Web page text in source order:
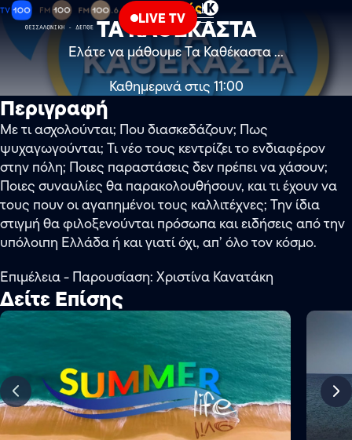
LIVE TV
Πολιτισμός Κ
ΤΑ ΚΑΘΕΚΑΣΤΑ
Ελάτε να μάθουμε Τα Καθέκαστα ...
Καθημερινά στις 11:00
Περιγραφή
Με τι ασχολούνται; Που διασκεδάζουν; Πως
ψυχαγωγούνται; Τι νέο τους κεντρίζει το ενδιαφέρον
στην πόλη; Ποιες παραστάσεις δεν πρέπει να χάσουν;
Ποιες συναυλίες θα παρακολουθήσουν, και τι έχουν να
τους πουν οι αγαπημένοι τους καλλιτέχνες; Την ίδια
στιγμή θα φιλοξενούνται πρόσωπα και ειδήσεις από την
υπόλοιπη Ελλάδα ή και γιατί όχι, απ’ όλο τον κόσμο.
Επιμέλεια - Παρουσίαση: Χριστίνα Κανατάκη
Δείτε Επίσης